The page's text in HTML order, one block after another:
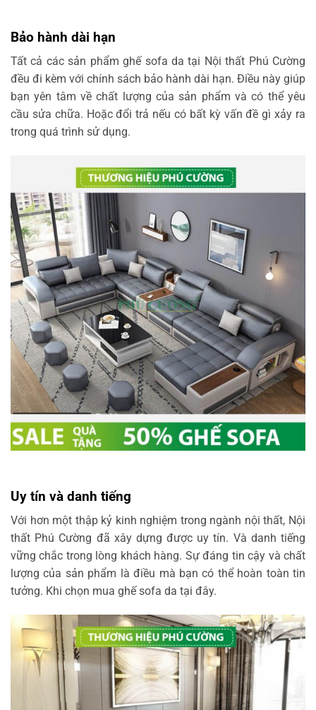
Bảo hành dài hạn
Tất cả các sản phẩm ghế sofa da tại Nội thất Phú Cường
đều đi kèm với chính sách bảo hành dài hạn. Điều này giúp
bạn yên tâm về chất lượng của sản phẩm và có thể yêu
cầu sửa chữa. Hoặc đổi trả nếu có bất kỳ vấn đề gì xảy ra
trong quá trình sử dụng.
Uy tín và danh tiếng
Với hơn một thập kỷ kinh nghiệm trong ngành nội thất, Nội
thất Phú Cường đã xây dựng được uy tín. Và danh tiếng
vững chắc trong lòng khách hàng. Sự đáng tin cậy và chất
lượng của sản phẩm là điều mà bạn có thể hoàn toàn tin
tưởng. Khi chọn mua ghế sofa da tại đây.